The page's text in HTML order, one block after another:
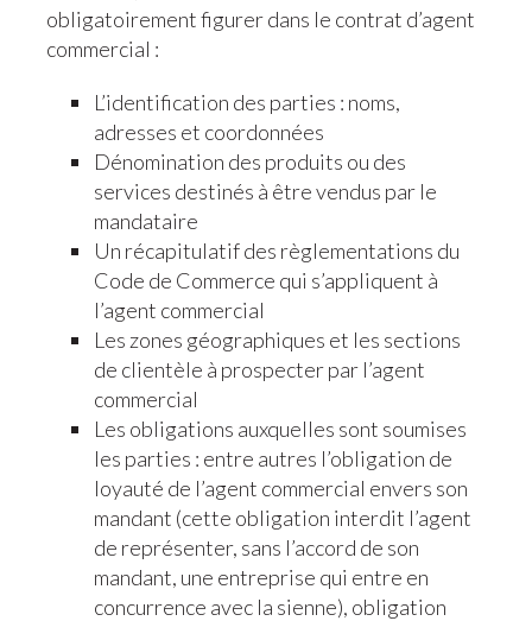
obligatoirement figurer dans le contrat d’agent
commercial :
L’identification des parties : noms,
adresses et coordonnées
Dénomination des produits ou des
services destinés à être vendus par le
mandataire
Un récapitulatif des règlementations du
Code de Commerce qui s’appliquent à
l’agent commercial
Les zones géographiques et les sections
de clientèle à prospecter par l’agent
commercial
Les obligations auxquelles sont soumises
les parties : entre autres l’obligation de
loyauté de l’agent commercial envers son
mandant (cette obligation interdit l’agent
de représenter, sans l’accord de son
mandant, une entreprise qui entre en
concurrence avec la sienne), obligation